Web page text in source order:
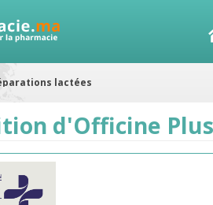
lactées
d'effets indésirables
TÉTANIQUE 1500.
d'Officine